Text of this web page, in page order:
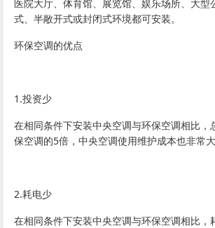
医院大厅、体育馆、展览馆、娱乐场所、大型
式、半敞开式或封闭式环境都可安装。
环保空调的优点
1.投资少
在相同条件下安装中央空调与环保空调相比，
保空调的5倍，中央空调使用维护成本也非常大
2.耗电少
在相同条件下安装中央空调与环保空调相比，